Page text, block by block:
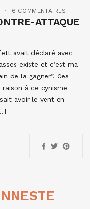
6 COMMENTAIRES
ATTAQUE
avait déclaré avec
existe et c’est ma
de la gagner”. Ces
à ce cynisme
avoir le vent en